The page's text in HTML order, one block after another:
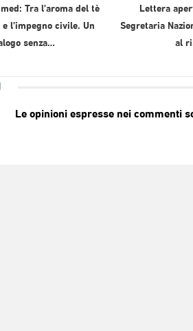
Tra l’aroma del tè
l’impegno civile. Un
senza…
Lettera
Segretaria
al
Le opinioni espresse nei commenti